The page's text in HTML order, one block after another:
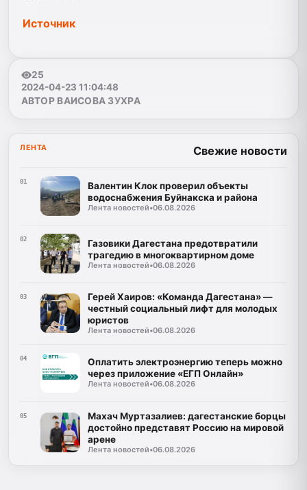
Источник
25
2024-04-23 11:04:48
АВТОР ВАИСОВА ЗУХРА
ЛЕНТА Свежие новости
01
Валентин Клок проверил объекты
водоснабжения Буйнакска и района
Лента новостей•06.08.2026
02
Газовики Дагестана предотвратили
трагедию в многоквартирном доме
Лента новостей•06.08.2026
03
Герей Хаиров: «Команда Дагестана» —
честный социальный лифт для молодых
юристов
Лента новостей•06.08.2026
04
Оплатить электроэнергию теперь можно
через приложение «ЕГП Онлайн»
Лента новостей•06.08.2026
05
Махач Муртазалиев: дагестанские борцы
достойно представят Россию на мировой
арене
Лента новостей•06.08.2026